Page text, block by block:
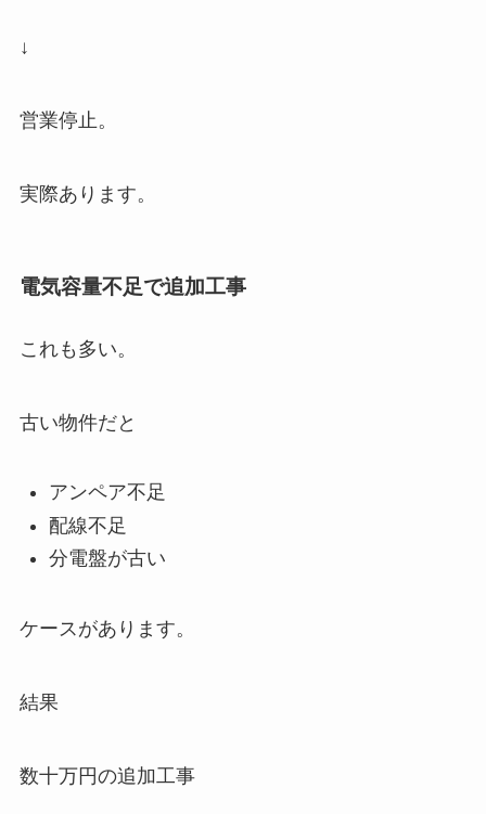
↓
営業停止。
実際あります。
電気容量不足で追加工事
これも多い。
古い物件だと
アンペア不足
配線不足
分電盤が古い
ケースがあります。
結果
数十万円の追加工事